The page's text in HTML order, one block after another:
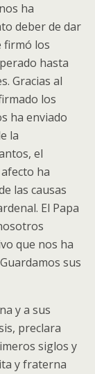
ha
deber de dar
firmó los
hasta
Gracias al
los
ha enviado
la
el
ha
las causas
El Papa
que nos ha
sus
y a sus
preclara
siglos y
y fraterna